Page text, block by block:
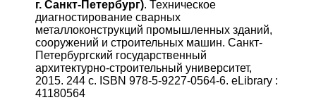
г. Санкт-Петербург). Техническое
диагностирование сварных
металлоконструкций промышленных зданий,
сооружений и строительных машин. Санкт-
Петербургский государственный
архитектурно-строительный университет,
2015. 244 с. ISBN 978-5-9227-0564-6. eLibrary :
41180564